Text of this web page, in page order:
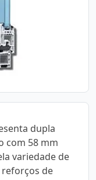
dupla
com 58 mm
variedade de
reforços de